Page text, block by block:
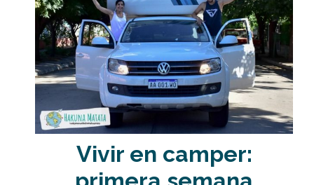
Vivir en camper: